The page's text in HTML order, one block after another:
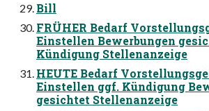
Bill
FRÜHER Bedarf
Einstellen Bewerbungen
Kündigung Stellenanzeige
HEUTE Bedarf
Einstellen ggf. Kündigung
gesichtet Stellenanzeige